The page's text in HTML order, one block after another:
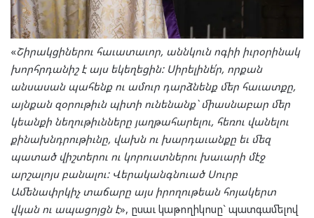
«Շիրակցիներու հաւատաւոր, աննկուն ոգիի իւրօրինակ
խորհրդանիշ է այս եկեղեցին: Սիրելինե՛ր, որքան
անսասան պահենք ու ամուր դարձնենք մեր հաւատքը,
այնքան զօրութիւն պիտի ունենանք` միասնաբար մեր
կեանքի նեղութիւնները յաղթահարելու, հեռու վանելու
քինախնդրութիւնը, վախն ու խարդաւանքը եւ մեզ
պատած վիշտերու ու կորուստներու խաւարի մէջ
արշալոյս բանալու: Վերականգնուած Սուրբ
Ամենափրկիչ տաճարը այս իրողութեան հոյակերտ
վկան ու ապացոյցն է», ըսաւ կաթողիկոսը` պատգամելով